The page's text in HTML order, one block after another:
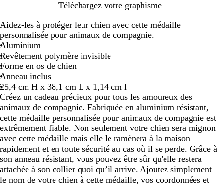
a
n
c
Téléchargez votre graphisme
Aidez-les à protéger leur chien avec cette médaille
personnalisée pour animaux de compagnie.
Aluminium
Revêtement polymère invisible
Forme en os de chien
Anneau inclus
25,4 cm H x 38,1 cm L x 1,14 cm l
Créez un cadeau précieux pour tous les amoureux des
animaux de compagnie. Fabriquée en aluminium résistant,
cette médaille personnalisée pour animaux de compagnie est
extrêmement fiable. Non seulement votre chien sera mignon
avec cette médaille mais elle le ramènera à la maison
rapidement et en toute sécurité au cas où il se perde. Grâce à
son anneau résistant, vous pouvez être sûr qu'elle restera
attachée à son collier quoi qu’il arrive. Ajoutez simplement
le nom de votre chien à cette médaille, vos coordonnées et